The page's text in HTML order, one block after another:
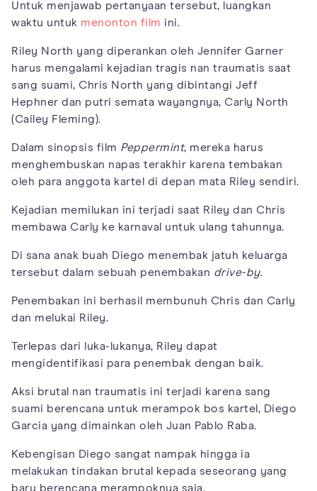
Untuk menjawab pertanyaan tersebut, luangkan
waktu untuk menonton film ini.
Riley North yang diperankan oleh Jennifer Garner
harus mengalami kejadian tragis nan traumatis saat
sang suami, Chris North yang dibintangi Jeff
Hephner dan putri semata wayangnya, Carly North
(Cailey Fleming).
Dalam sinopsis film Peppermint, mereka harus
menghembuskan napas terakhir karena tembakan
oleh para anggota kartel di depan mata Riley sendiri.
Kejadian memilukan ini terjadi saat Riley dan Chris
membawa Carly ke karnaval untuk ulang tahunnya.
Di sana anak buah Diego menembak jatuh keluarga
tersebut dalam sebuah penembakan drive-by.
Penembakan ini berhasil membunuh Chris dan Carly
dan melukai Riley.
Terlepas dari luka-lukanya, Riley dapat
mengidentifikasi para penembak dengan baik.
Aksi brutal nan traumatis ini terjadi karena sang
suami berencana untuk merampok bos kartel, Diego
Garcia yang dimainkan oleh Juan Pablo Raba.
Kebengisan Diego sangat nampak hingga ia
melakukan tindakan brutal kepada seseorang yang
baru berencana merampoknya saja.